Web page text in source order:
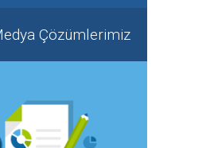
Çözümlerimiz